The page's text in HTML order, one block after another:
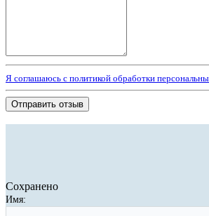
Я соглашаюсь с политикой обработки
Отправить отзыв
Сохранено
Имя: